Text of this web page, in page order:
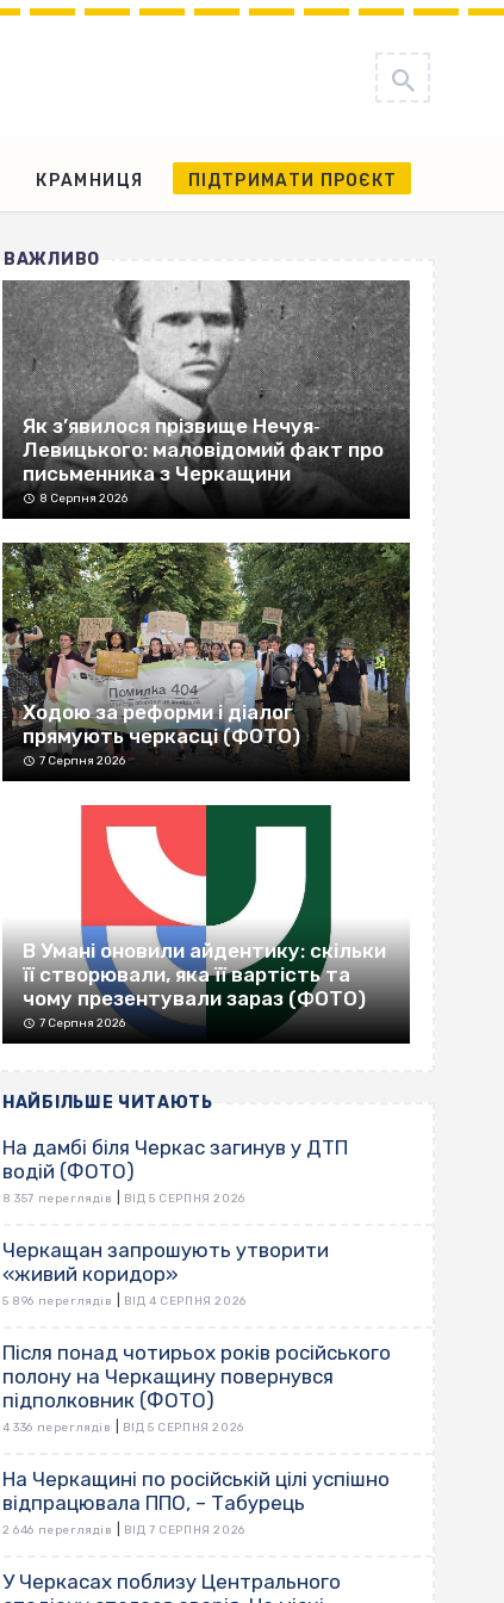
КРАМНИЦЯ ПІДТРИМАТИ ПРОЄКТ
ВАЖЛИВО
Як з’явилося прізвище Нечуя‐
Левицького: маловідомий факт про
письменника з Черкащини
8 Серпня 2026
Ходою за реформи і діалог
прямують черкасці (ФОТО)
7 Серпня 2026
В Умані оновили айдентику: скільки
її створювали, яка її вартість та
чому презентували зараз (ФОТО)
7 Серпня 2026
НАЙБІЛЬШЕ ЧИТАЮТЬ
На дамбі біля Черкас загинув у ДТП
водій (ФОТО)
8 357 переглядів ВІД 5 СЕРПНЯ 2026
Черкащан запрошують утворити
«живий коридор»
5 896 переглядів ВІД 4 СЕРПНЯ 2026
Після понад чотирьох років російського
полону на Черкащину повернувся
підполковник (ФОТО)
4 336 переглядів ВІД 5 СЕРПНЯ 2026
На Черкащині по російській цілі успішно
відпрацювала ППО, – Табурець
2 646 переглядів ВІД 7 СЕРПНЯ 2026
У Черкасах поблизу Центрального